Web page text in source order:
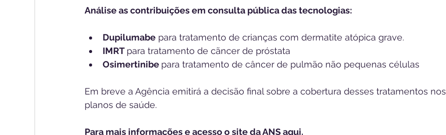
Análise as contribuições em consulta pública das tecnologias:
Dupilumabe para tratamento de c﻿rianças com dermatite atópica grave.
IMRT para tratamento﻿ de cãncer de próstata
Osimerti﻿nibe para tratamento de câncer de pulmão não pequenas células
Em breve a Agência emitirá a decisão final sobre a cobertura desses tratamentos nos
planos de saúde.
Para mais informações e acesso o site da ANS aqui.